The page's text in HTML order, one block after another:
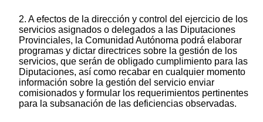
2. A efectos de la dirección y control del ejercicio de los
servicios asignados o delegados a las Diputaciones
Provinciales, la Comunidad Autónoma podrá elaborar
programas y dictar directrices sobre la gestión de los
servicios, que serán de obligado cumplimiento para las
Diputaciones, así como recabar en cualquier momento
información sobre la gestión del servicio enviar
comisionados y formular los requerimientos pertinentes
para la subsanación de las deficiencias observadas.